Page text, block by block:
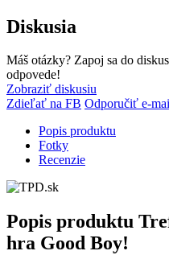
Diskusia
Máš otázky? Zapoj sa do
odpovede!
Zobraziť diskusiu
Zdieľať na FB Odporučiť e-
Popis produktu
Fotky
Recenzie
Popis produktu
hra Good Boy!